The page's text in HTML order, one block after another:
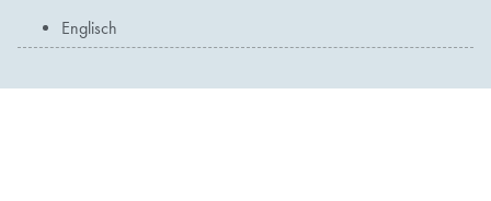
Englisch